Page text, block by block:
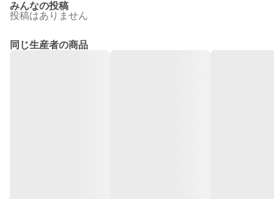
みんなの投稿
投稿はありません
同じ生産者の商品